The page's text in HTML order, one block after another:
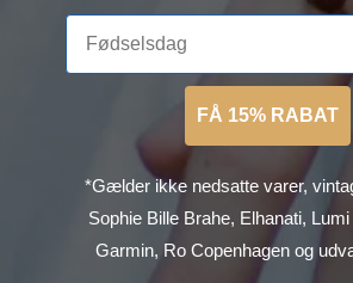
FÅ 15% RABAT
*Gælder ikke nedsatte varer,
Sophie Bille Brahe, Elhanati,
Garmin, Ro Copenhagen og